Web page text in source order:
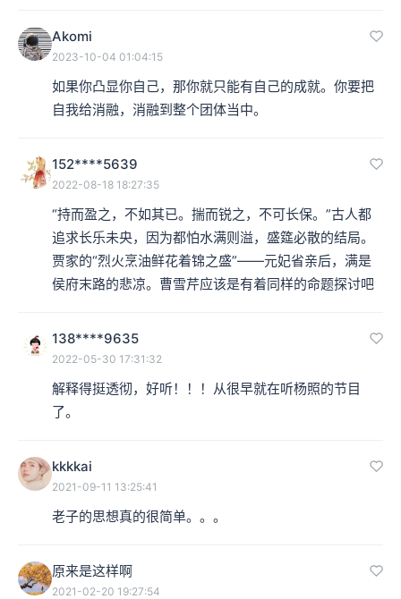
Akomi
2023-10-04 01:04:15
如果你凸显你自己，那你就只能有自己的成就。你要把
自我给消融，消融到整个团体当中。
152****5639
2022-08-18 18:27:35
“持而盈之，不如其已。揣而锐之，不可长保。”古人都
追求长乐未央，因为都怕水满则溢，盛筵必散的结局。
贾家的“烈火烹油鲜花着锦之盛”——元妃省亲后，满是
侯府末路的悲凉。曹雪芹应该是有着同样的命题探讨吧
138****9635
2022-05-30 17:31:32
解释得挺透彻，好听！！！从很早就在听杨照的节目
了。
kkkkai
2021-09-11 13:25:41
老子的思想真的很简单。。。
原来是这样啊
2021-02-20 19:27:54